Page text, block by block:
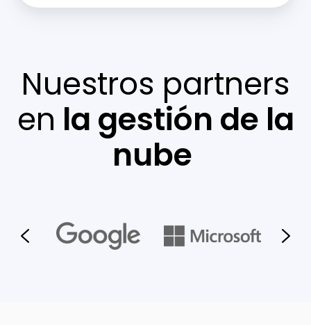
Nuestros partners
en la gestión de la
nube